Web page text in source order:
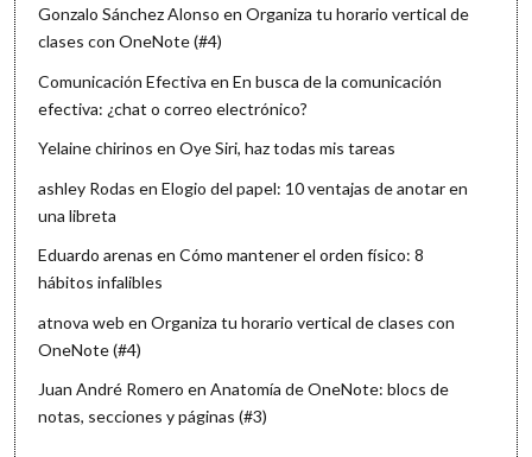
Gonzalo Sánchez Alonso enOrganiza tu horario vertical de
clases con OneNote (#4)
Comunicación Efectiva enEn busca de la comunicación
efectiva: ¿chat o correo electrónico?
Yelaine chirinos enOye Siri, haz todas mis tareas
ashley Rodas enElogio del papel: 10 ventajas de anotar en
una libreta
Eduardo arenas enCómo mantener el orden físico: 8
hábitos infalibles
atnova web enOrganiza tu horario vertical de clases con
OneNote (#4)
Juan André Romero enAnatomía de OneNote: blocs de
notas, secciones y páginas (#3)